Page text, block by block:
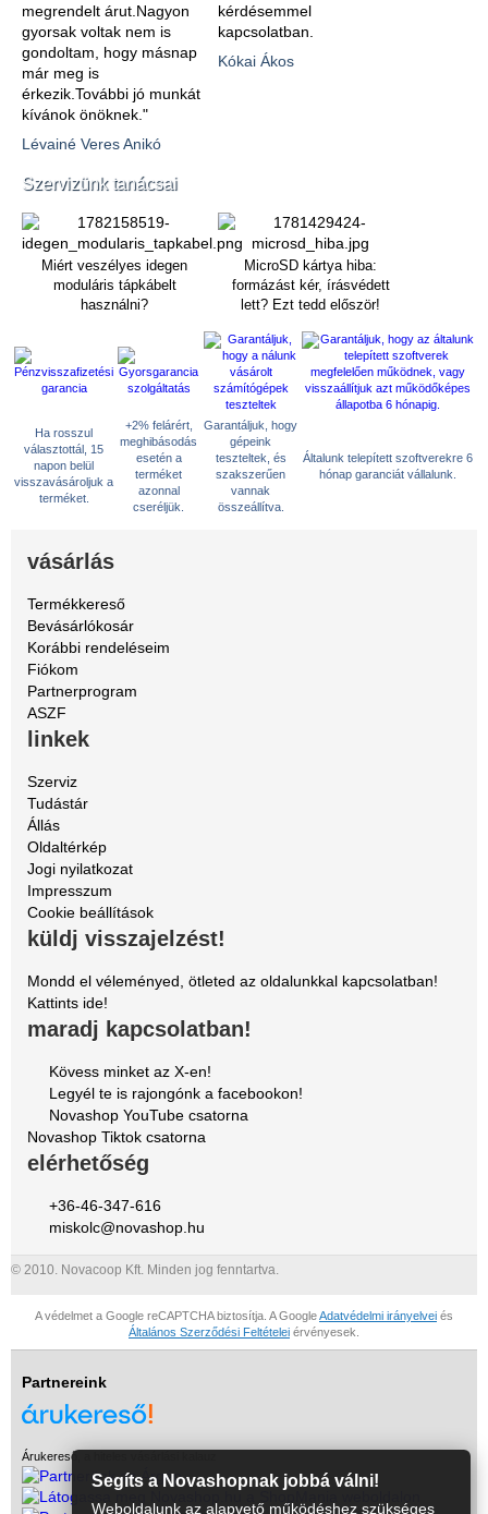
megrendelt árut.Nagyon
gyorsak voltak nem is
gondoltam, hogy másnap
már meg is
érkezik.További jó munkát
kívánok önöknek."
Lévainé Veres Anikó
kérdésemmel
kapcsolatban.
Kókai Ákos
Szervizünk tanácsai
Miért veszélyes idegen
moduláris tápkábelt
használni?
MicroSD kártya hiba:
formázást kér, írásvédett
lett? Ezt tedd először!
Ha rosszul
választottál, 15
napon belül
visszavásároljuk a
terméket.
+2% felárért,
meghibásodás
esetén a
terméket
azonnal
cseréljük.
Garantáljuk, hogy
gépeink
teszteltek, és
szakszerűen
vannak
összeállítva.
Általunk telepített szoftverekre 6
hónap garanciát vállalunk.
vásárlás
Termékkereső
Bevásárlókosár
Korábbi rendeléseim
Fiókom
Partnerprogram
ASZF
linkek
Szerviz
Tudástár
Állás
Oldaltérkép
Jogi nyilatkozat
Impresszum
Cookie beállítások
küldj visszajelzést!
Mondd el véleményed, ötleted az oldalunkkal kapcsolatban!
Kattints ide!
maradj kapcsolatban!
Kövess minket az X-en!
Legyél te is rajongónk a facebookon!
Novashop YouTube csatorna
Novashop Tiktok csatorna
elérhetőség
+36-46-347-616
miskolc@novashop.hu
© 2010. Novacoop Kft. Minden jog fenntartva.
A védelmet a Google reCAPTCHA biztosítja. A GoogleAdatvédelmi irányelvei és
Általános Szerződési Feltételei érvényesek.
Partnereink
Árukereső, a hiteles vásárlási kalauz
Segíts a Novashopnak jobbá válni!
Weboldalunk az alapvető működéshez szükséges